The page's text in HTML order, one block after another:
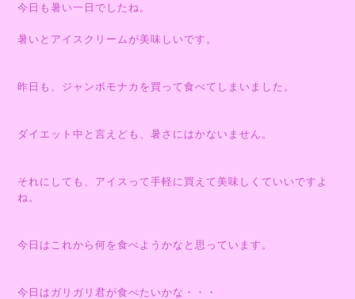
今日も暑い一日でしたね。
暑いとアイスクリームが美味しいです。
昨日も、ジャンボモナカを買って食べてしまいました。
ダイエット中と言えども、暑さにはかないません。
それにしても、アイスって手軽に買えて美味しくていいですよ
ね。
今日はこれから何を食べようかなと思っています。
今日はガリガリ君が食べたいかな・・・